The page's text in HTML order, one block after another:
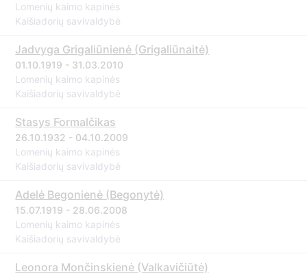
Lomenių kaimo kapinės
Kaišiadorių savivaldybė
Jadvyga Grigaliūnienė (Grigaliūnaitė)
01.10.1919 - 31.03.2010
Lomenių kaimo kapinės
Kaišiadorių savivaldybė
Stasys Formalčikas
26.10.1932 - 04.10.2009
Lomenių kaimo kapinės
Kaišiadorių savivaldybė
Adelė Begonienė (Begonytė)
15.07.1919 - 28.06.2008
Lomenių kaimo kapinės
Kaišiadorių savivaldybė
Leonora Mončinskienė (Valkavičiūtė)